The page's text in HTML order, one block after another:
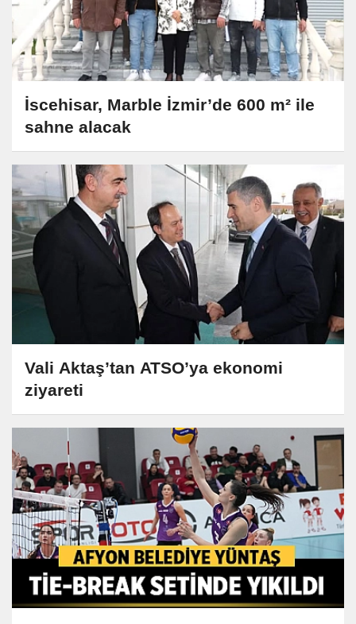
İscehisar, Marble İzmir’de 600 m² ile
sahne alacak
Vali Aktaş’tan ATSO’ya ekonomi
ziyareti